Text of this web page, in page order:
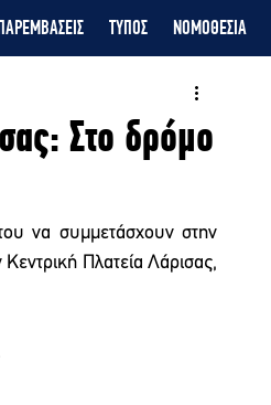
ΤΥΠΟΣ ΝΟΜΟΘΕΣΙΑ
Στο δρόμο
να συμμετάσχουν στην
Πλατεία Λάρισας,